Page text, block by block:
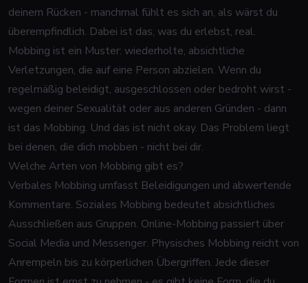
deinem Rücken - manchmal fühlt es sich an, als wärst du
überempfindlich. Dabei ist das, was du erlebst, real.
Mobbing ist ein Muster: wiederholte, absichtliche
Verletzungen, die auf eine Person abzielen. Wenn du
regelmäßig beleidigt, ausgeschlossen oder bedroht wirst -
wegen deiner Sexualität oder aus anderen Gründen - dann
ist das Mobbing. Und das ist nicht okay. Das Problem liegt
bei denen, die dich mobben - nicht bei dir.
Welche Arten von Mobbing gibt es?
Verbales Mobbing umfasst Beleidigungen und abwertende
Kommentare. Soziales Mobbing bedeutet absichtliches
Ausschließen aus Gruppen. Online-Mobbing passiert über
Social Media und Messenger. Physisches Mobbing reicht von
Anrempeln bis zu körperlichen Übergriffen. Jede dieser